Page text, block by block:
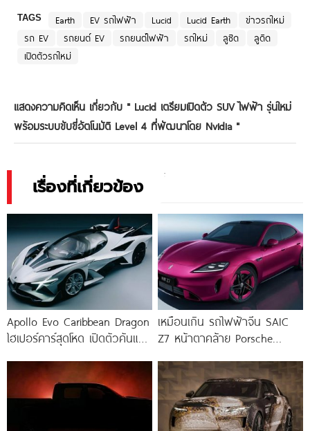
TAGS Earth EV รถไฟฟ้า Lucid Lucid Earth
ข่าวรถใหม่
รถ EV
รถยนต์ EV รถยนต์ไฟฟ้า รถใหม่ ลูซิด
ลูดิด
เปิดตัวรถใหม่
แสดงความคิดเห็น เกี่ยวกับ " Lucid เตรียมเปิดตัว SUV ไฟฟ้า รุ่นใหม่
พร้อมระบบขับขี่อัตโนมัติ Level 4 ที่พัฒนาโดย Nvidia"
เรื่องที่เกี่ยวข้อง
Apollo Evo Caribbean Dragon
ไฮเปอร์คาร์สุดโหด เปิดตัวคันแรก
Ferrari
เหมือนเกิน รถไฟฟ้าจีน SAIC
Z7 หน้าตาคล้าย Porsche